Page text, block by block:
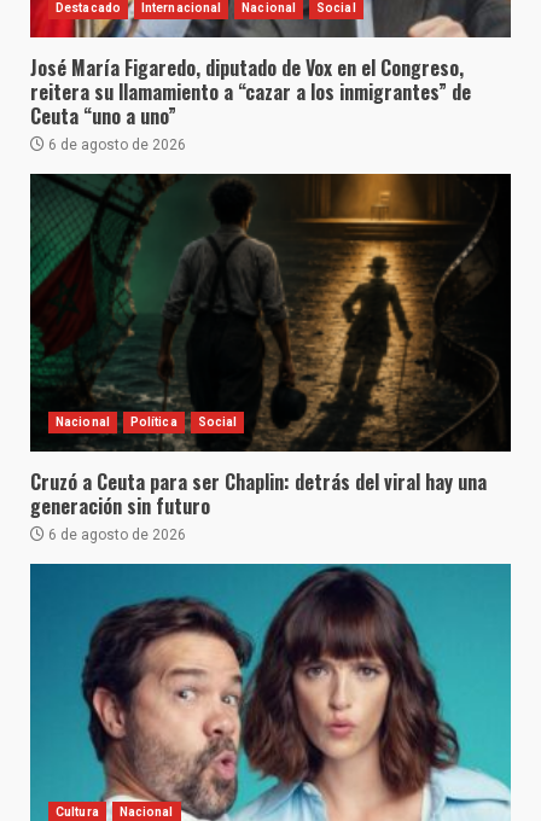
Destacado Internacional Nacional Social
José María Figaredo, diputado de Vox en el Congreso,
reitera su llamamiento a “cazar a los inmigrantes” de
Ceuta “uno a uno”
6 de agosto de 2026
Nacional Política Social
Cruzó a Ceuta para ser Chaplin: detrás del viral hay una
generación sin futuro
6 de agosto de 2026
Cultura Nacional